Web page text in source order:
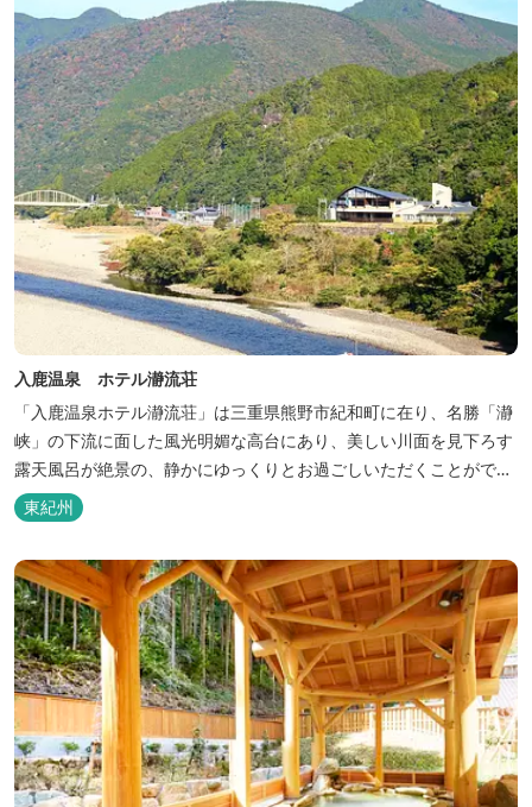
入鹿温泉 ホテル瀞流荘
「入鹿温泉ホテル瀞流荘」は三重県熊野市紀和町に在り、名勝「瀞
峡」の下流に面した風光明媚な高台にあり、美しい川面を見下ろす
露天風呂が絶景の、静かにゆっくりとお過ごしいただくことができ
る温泉宿泊施設です。 熊野古道をはじめ、日本一の棚田と称される
丸山千枚田、赤木城跡、熊野本宮大社（熊野三山）、玉置神社が近
クセスには大変便利な立地と...
東紀州